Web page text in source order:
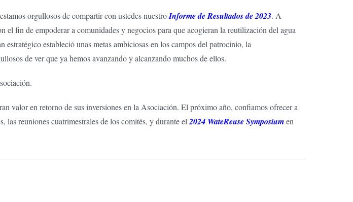
orgullosos de compartir con ustedes nuestroInforme de Resultados de 2023. A
el fin de empoderar a comunidades y negocios para que acogieran la reutilización del agua
estableció unas metas ambiciosas en los campos del patrocinio, la
de ver que ya hemos avanzando y alcanzando muchos de ellos.
valor en retorno de sus inversiones en la Asociación. El próximo año, confiamos ofrecer a
reuniones cuatrimestrales de los comités, y durante el 2024 WateReuse Symposiumen